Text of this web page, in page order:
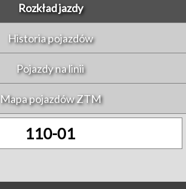
Rozkład jazdy
Historia pojazdów
Pojazdy na linii
Mapa pojazdów ZTM
110-01